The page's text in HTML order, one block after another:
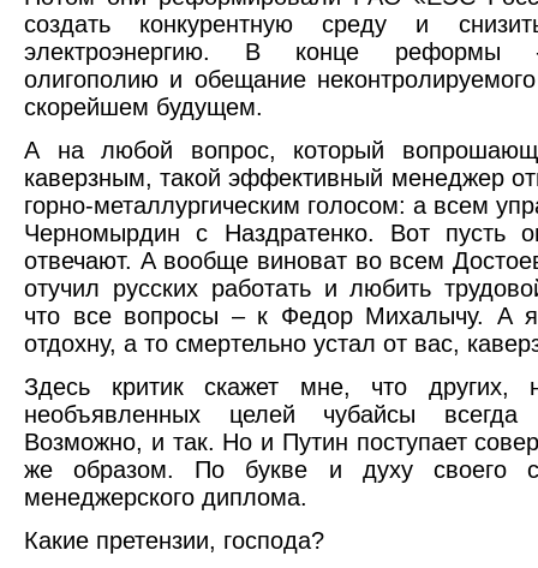
создать конкурентную среду и
электроэнергию. В конце реформы
олигополию и обещание
скорейшем будущем.
А на любой вопрос, который
каверзным, такой эффективный менеджер
горно-металлургическим голосом: а всем
Черномырдин с Наздратенко. Вот пусть
отвечают. А вообще виноват во всем
отучил русских работать и любить
что все вопросы – к Федор Михалычу. А
отдохну, а то смертельно устал от вас,
Здесь критик скажет мне, что других,
необъявленных целей чубайсы всегда
Возможно, и так. Но и Путин поступает
же образом. По букве и духу своего
менеджерского диплома.
Какие претензии, господа?